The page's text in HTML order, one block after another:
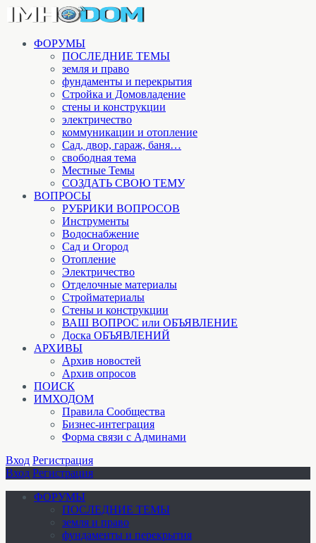
ФОРУМЫ
ПОСЛЕДНИЕ ТЕМЫ
земля и право
фундаменты и перекрытия
Стройка и Домовладение
стены и конструкции
электричество
коммуникации и отопление
Cад, двор, гараж, баня…
свободная тема
Местные Темы
СОЗДАТЬ СВОЮ ТЕМУ
ВОПРОСЫ
РУБРИКИ ВОПРОСОВ
Инструменты
Водоснабжение
Сад и Огород
Отопление
Электричество
Отделочные материалы
Стройматериалы
Стены и конструкции
ВАШ ВОПРОС или ОБЪЯВЛЕНИЕ
Доска ОБЪЯВЛЕНИЙ
АРХИВЫ
Архив новостей
Архив опросов
ПОИСК
ИМХОДОМ
Правила Сообщества
Бизнес-интеграция
Форма связи с Админами
Вход Регистрация
Вход Регистрация
ФОРУМЫ
ПОСЛЕДНИЕ ТЕМЫ
земля и право
фундаменты и перекрытия